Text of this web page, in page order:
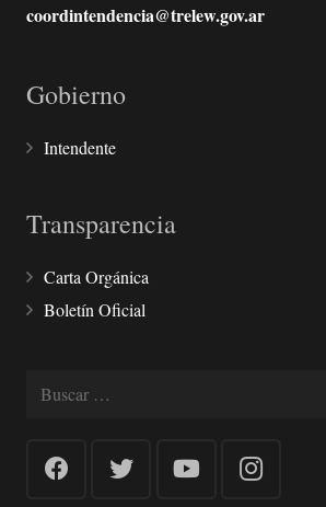
coordintendencia@trelew.gov.ar
Gobierno
Intendente
Transparencia
Carta Orgánica
Boletín Oficial
Buscar: